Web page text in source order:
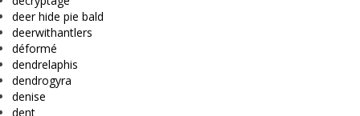
deer hide pie bald
deerwithantlers
déformé
dendrelaphis
dendrogyra
denise
dent